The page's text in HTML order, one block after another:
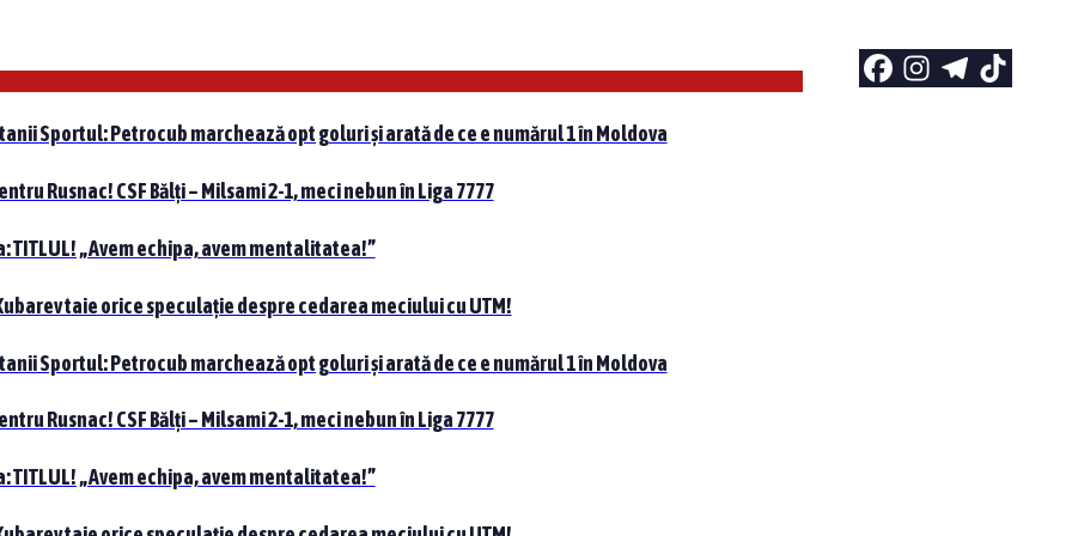
Sportul: Petrocub marchează opt goluri și arată de ce e numărul 1 în Moldova
Rusnac! CSF Bălți – Milsami 2-1, meci nebun în Liga 7777
TITLUL! „Avem echipa, avem mentalitatea!”
taie orice speculație despre cedarea meciului cu UTM!
Sportul: Petrocub marchează opt goluri și arată de ce e numărul 1 în Moldova
Rusnac! CSF Bălți – Milsami 2-1, meci nebun în Liga 7777
TITLUL! „Avem echipa, avem mentalitatea!”